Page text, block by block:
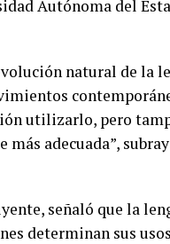
Autónoma del
natural de la
utilizarlo, pero
adecuada”,
señaló que la
determinan sus